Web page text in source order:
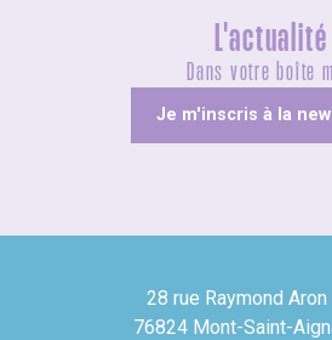
L'actualité
Dans votre boîte
Je m'inscris à la
28 rue Raymond
76824 Mont-Saint-